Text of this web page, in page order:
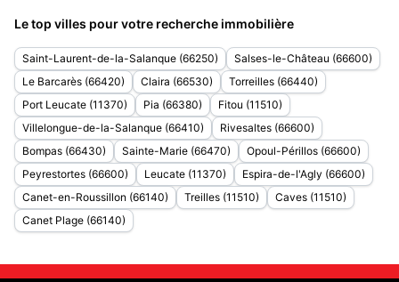
Le top villes pour votre recherche immobilière
Saint-Laurent-de-la-Salanque (66250)
Salses-le-Château (66600)
Le Barcarès (66420)
Claira (66530)
Torreilles (66440)
Port Leucate (11370)
Pia (66380)
Fitou (11510)
Villelongue-de-la-Salanque (66410)
Rivesaltes (66600)
Bompas (66430)
Sainte-Marie (66470)
Opoul-Périllos (66600)
Peyrestortes (66600)
Leucate (11370)
Espira-de-l'Agly (66600)
Canet-en-Roussillon (66140)
Treilles (11510)
Caves (11510)
Canet Plage (66140)